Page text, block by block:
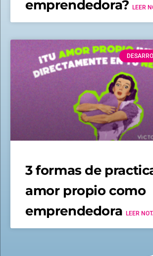
emprendedora?LEER
3 formas de
amor propio como
emprendedora LEER